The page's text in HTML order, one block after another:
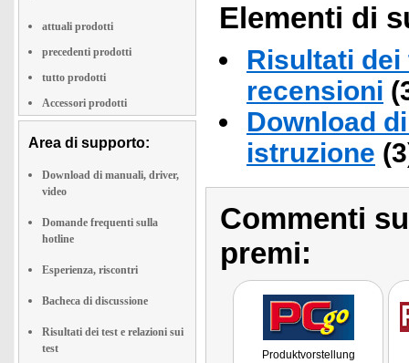
attuali prodotti
precedenti prodotti
tutto prodotti
Accessori prodotti
Area di supporto:
Download di manuali, driver,
video
Domande frequenti sulla
hotline
Esperienza, riscontri
Bacheca di discussione
Risultati dei test e relazioni sui
test
Elementi di
Risultati
recensioni
Download
istruzione
Commenti
premi:
Produktvorstellung